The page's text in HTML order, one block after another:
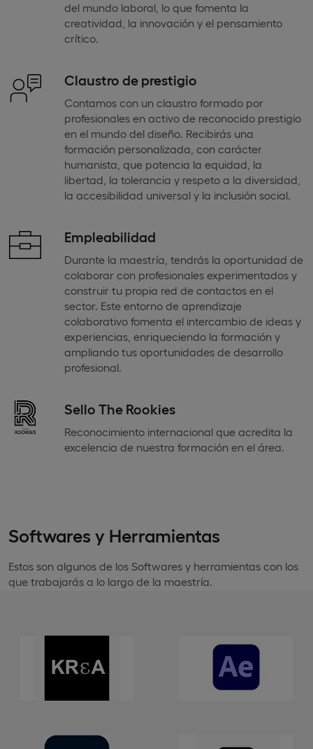
del mundo laboral, lo que fomenta la
creatividad, la innovación y el pensamiento
crítico.
Claustro de prestigio
Contamos con un claustro formado por
profesionales en activo de reconocido prestigio
en el mundo del diseño. Recibirás una
formación personalizada, con carácter
humanista, que potencia la equidad, la
libertad, la tolerancia y respeto a la diversidad,
la accesibilidad universal y la inclusión social.
Empleabilidad
Durante la maestría, tendrás la oportunidad de
colaborar con profesionales experimentados y
construir tu propia red de contactos en el
sector. Este entorno de aprendizaje
colaborativo fomenta el intercambio de ideas y
experiencias, enriqueciendo la formación y
ampliando tus oportunidades de desarrollo
profesional.
Sello The Rookies
Reconocimiento internacional que acredita la
excelencia de nuestra formación en el área.
Softwares y Herramientas
Estos son algunos de los Softwares y herramientas con los
que trabajarás a lo largo de la maestría.